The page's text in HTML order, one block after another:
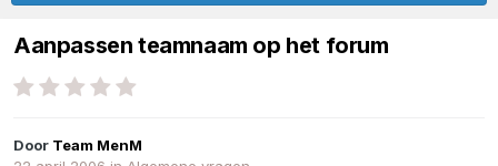
Aanpassen teamnaam op het forum
Door Team MenM